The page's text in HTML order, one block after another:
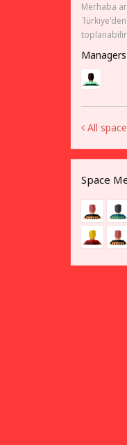
Merhaba
Managers
All
Space